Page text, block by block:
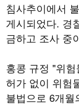
침사추이에서
게시되었다. 경
금하고 조사 중
홍콩 규정 "위험
허가 없이 위험
불법으로 6개월